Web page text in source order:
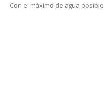
Con el máximo de agua